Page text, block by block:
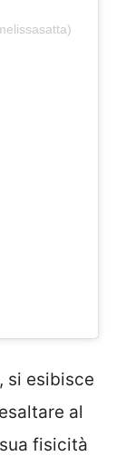
si esibisce
al
fisicità